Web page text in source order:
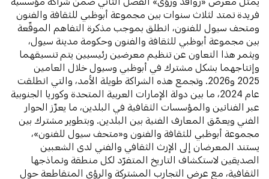
فريدة تمتد لثلاث سنوات بين مجموعة أبوظبي للثقافة والفنون
ومتحف سيول للفنون، انطلق بموجب مذكرة التفاهم الموقّعة
بين مجموعة أبوظبي للثقافة والفنون وحكومة مدينة سيول،
ويثمر هذا التعاون عن تنظيم معرضين رئيسيين يتم تنسيقهما
وإنتاجهما بشكل مشترك في أبوظبي وسيول خلال العامين
2025 و2026. وتجمع هذه الشراكة طويلة الأمد، والتي انطلقت
عام 2024، ما بين دولة الإمارات العربية المتحدة وكوريا الجنوبية
عبر الفنانين والمؤسسات الثقافية في البلدين، ما يعزّز الحوار
الفني ويعمّق المعارف الفنية بين البلدين. وبتطوير مشترك بين
مجموعة أبوظبي للثقافة والفنون و«متحف سيول للفنون»،
يستند المعرضان إلى الإرث الثقافي والفني لدى الشعبين
الصديقين لاستكشاف التاريخ المتفرّد لكل منطقة ونماذجها
الثقافية، مع عرض التجارب المشتركة والرؤى المتقاطعة حول